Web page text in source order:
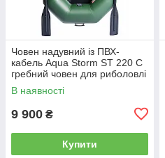
Човен надувний із ПВХ-
кабель Aqua Storm ST 220 C
гребний човен для риболовлі
1-місний сланевий настил
В наявності
9 900 ₴
Купити